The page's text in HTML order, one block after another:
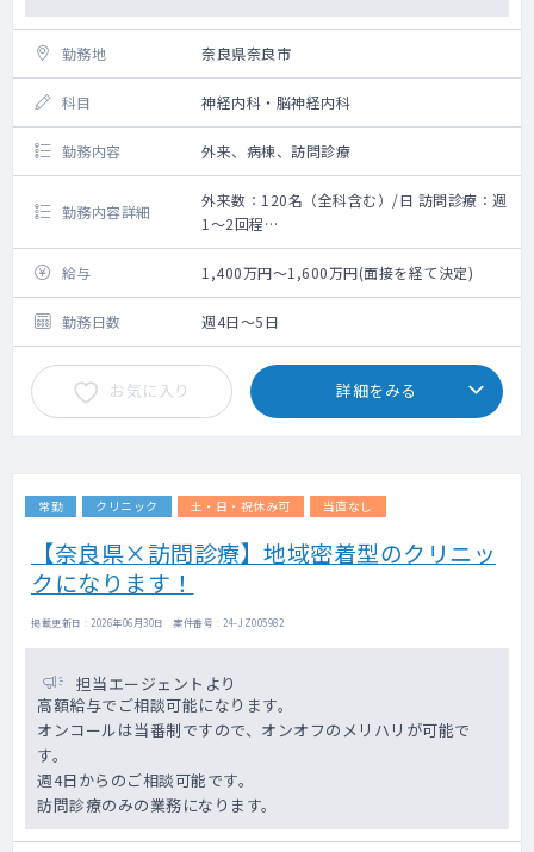
勤務地 奈良県奈良市
科目 神経内科・脳神経内科
勤務内容 外来、病棟、訪問診療
勤務内容詳細
外来数：120名（全科含む）/日 訪問診療：週
1～2回程
救急搬入数：40台/月間
神経内科外来 週2コマ程度
病棟管理 15名程度の受け持ちをお願いしま
す。
救急対応はほとんどなく、稀に来る脳卒中の
患者の対応をお願いいたします。
訪問診療は週2コマ、ご対応お願いいたしま
す。
給与 1,400万円～1,600万円(面接を経て決定)
勤務日数 週4日～5日
お気に入り 詳細をみる
常勤 クリニック 土・日・祝休み可 当直なし
【奈良県×訪問診療】地域密着型のクリニッ
クになります！
掲載更新日 : 2026年06月30日 案件番号 : 24-JZ005982
担当エージェントより
高額給与でご相談可能になります。
オンコールは当番制ですので、オンオフのメリハリが可能で
す。
週4日からのご相談可能です。
訪問診療のみの業務になります。